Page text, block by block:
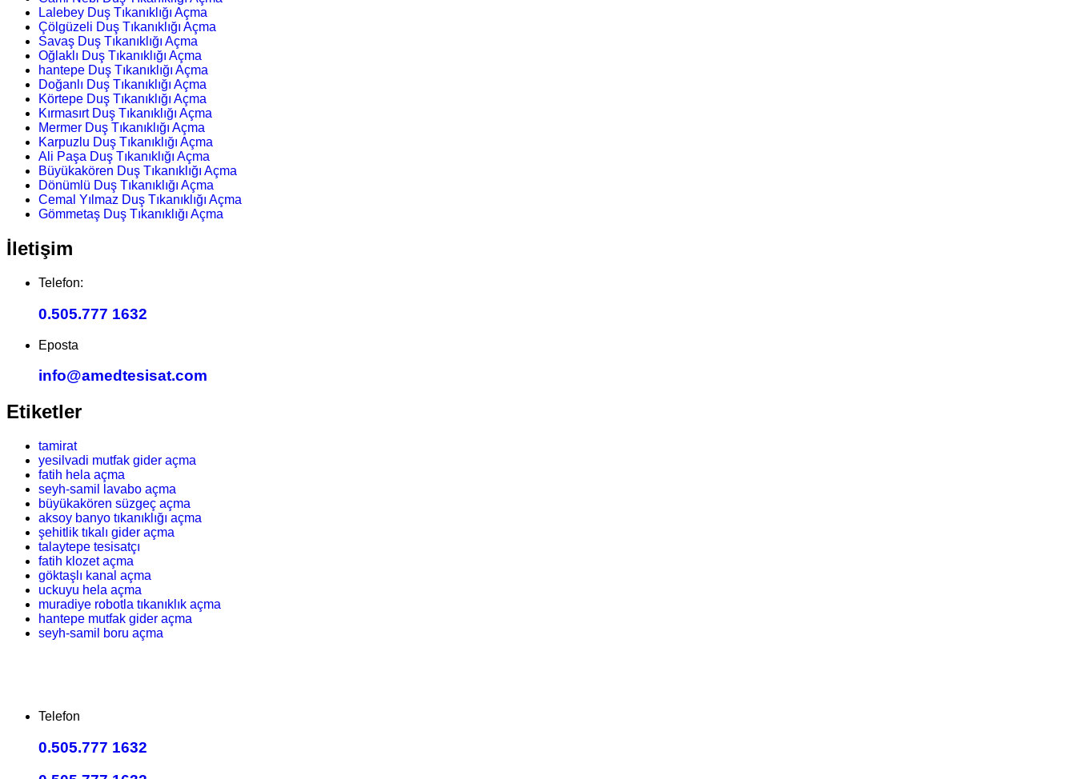
Lalebey Duş Tıkanıklığı Açma
Çölgüzeli Duş Tıkanıklığı Açma
Savaş Duş Tıkanıklığı Açma
Oğlaklı Duş Tıkanıklığı Açma
hantepe Duş Tıkanıklığı Açma
Doğanlı Duş Tıkanıklığı Açma
Körtepe Duş Tıkanıklığı Açma
Kırmasırt Duş Tıkanıklığı Açma
Mermer Duş Tıkanıklığı Açma
Karpuzlu Duş Tıkanıklığı Açma
Ali Paşa Duş Tıkanıklığı Açma
Büyükakören Duş Tıkanıklığı Açma
Dönümlü Duş Tıkanıklığı Açma
Cemal Yılmaz Duş Tıkanıklığı Açma
Gömmetaş Duş Tıkanıklığı Açma
İletişim
Telefon:
0.505.777 1632
Eposta
info@amedtesisat.com
Etiketler
tamirat
yesilvadi mutfak gider açma
fatih hela açma
seyh-samil lavabo açma
büyükakören süzgeç açma
aksoy banyo tıkanıklığı açma
şehitlik tıkalı gider açma
talaytepe tesisatçı
fatih klozet açma
göktaşlı kanal açma
uckuyu hela açma
muradiye robotla tıkanıklık açma
hantepe mutfak gider açma
seyh-samil boru açma
Telefon
0.505.777 1632